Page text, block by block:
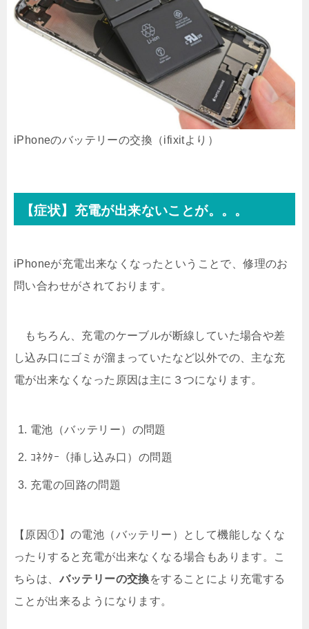
iPhoneのバッテリーの交換（ifixitより）
【症状】充電が出来ないことが。。。
iPhoneが充電出来なくなったということで、修理のお
問い合わせがされております。
もちろん、充電のケーブルが断線していた場合や差
し込み口にゴミが溜まっていたなど以外での、主な充
電が出来なくなった原因は主に３つになります。
電池（バッテリー）の問題
ｺﾈｸﾀｰ（挿し込み口）の問題
充電の回路の問題
【原因①】の電池（バッテリー）として機能しなくな
ったりすると充電が出来なくなる場合もあります。こ
ちらは、 バッテリーの交換をすることにより充電する
ことが出来るようになります。